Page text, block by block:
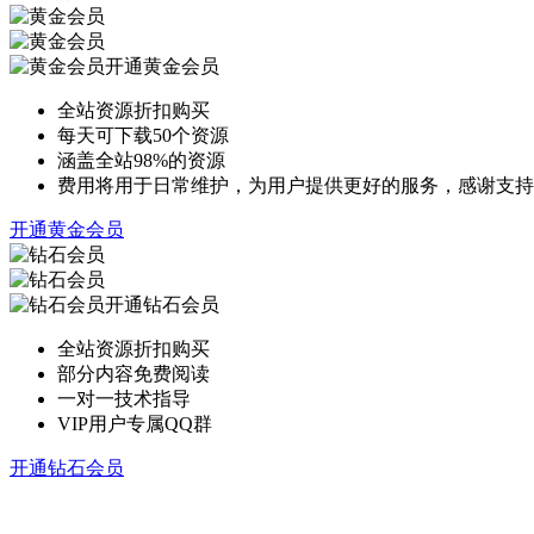
开通黄金会员
全站资源折扣购买
每天可下载50个资源
涵盖全站98%的资源
费用将用于日常维护，为用户提供更好的服务，感谢支持
开通黄金会员
开通钻石会员
全站资源折扣购买
部分内容免费阅读
一对一技术指导
VIP用户专属QQ群
开通钻石会员